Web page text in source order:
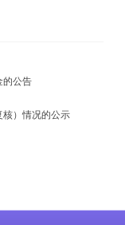
的公告
）情况的公示